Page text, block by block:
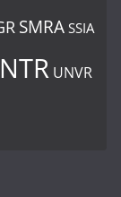
SMRA SSIA
UNVR